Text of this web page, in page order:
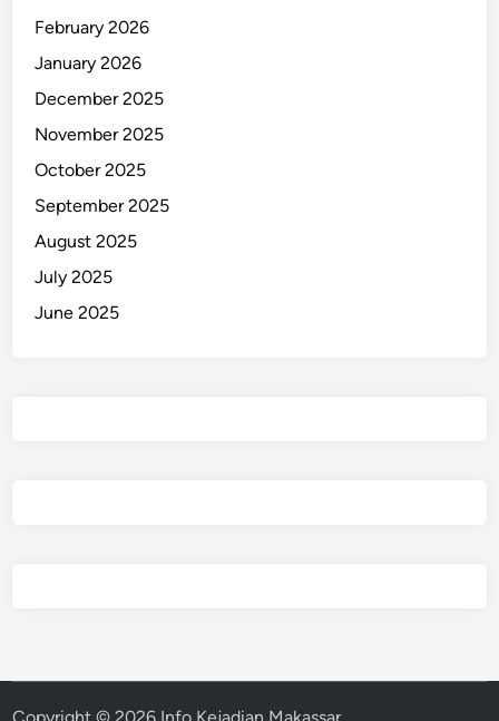
B
e
t
i
n
a
k
February 2026
January 2026
December 2025
November 2025
October 2025
September 2025
August 2025
July 2025
June 2025